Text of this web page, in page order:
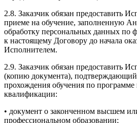
2.8. Заказчик обязан предоставить
приеме на обучение, заполненную
обработку персональных данных по
к настоящему Договору до начала
Исполнителем.
2.9. Заказчик обязан предоставить
(копию документа),
прохождения обучения по
квалификации:
• документ о законченном высшем
профессиональном образовании;